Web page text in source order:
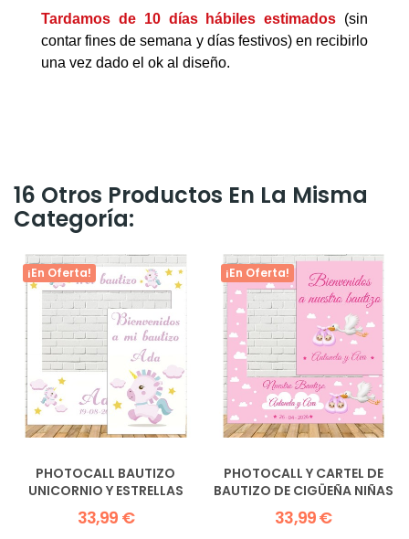
Tardamos de 10 días hábiles estimados (sin
contar fines de semana y días festivos) en recibirlo
una vez dado el ok al diseño.
16 Otros Productos En La Misma
Categoría:
¡En Oferta!
PHOTOCALL BAUTIZO
UNICORNIO Y ESTRELLAS
33,99 €
¡En Oferta!
PHOTOCALL Y CARTEL DE
BAUTIZO DE CIGÜEÑA NIÑAS
33,99 €